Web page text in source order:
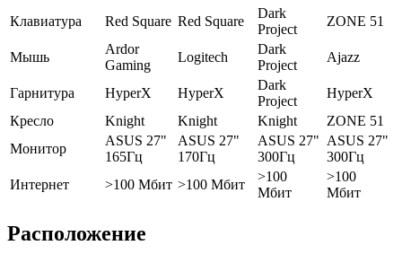
Клавиатура
Red Square Red Square
Dark
Project
ZONE 51
Мышь
Ardor
Gaming
Logitech
Dark
Project
Ajazz
Гарнитура HyperX HyperX
Dark
Project
HyperX
Кресло
Knight Knight Knight
ZONE 51
Монитор
ASUS 27"
165Гц
ASUS 27"
170Гц
ASUS 27"
300Гц
ASUS 27"
300Гц
Интернет
>100 Мбит >100 Мбит
>100
Мбит
>100
Мбит
Расположение